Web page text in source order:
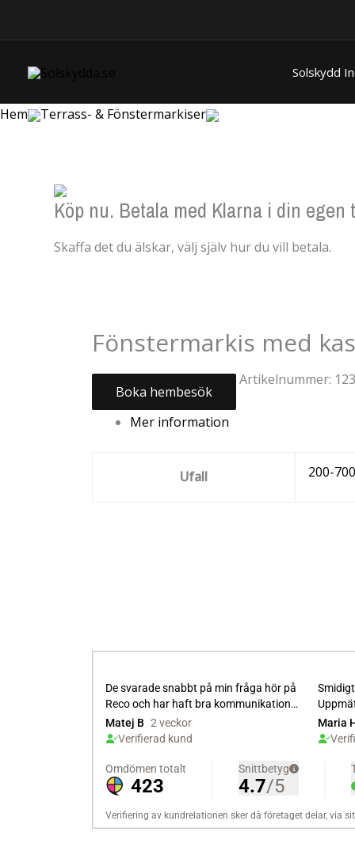
Solskydd
Hem Terrass- & Fönstermarkiser
Köp nu. Betala med Klarna i din egen
Skaffa det du älskar, välj själv hur du vill betala.
Fönstermarkis med
Boka hembesök
Artikelnummer:
& Fönstermarkiser
Mer information
Ufall 200-